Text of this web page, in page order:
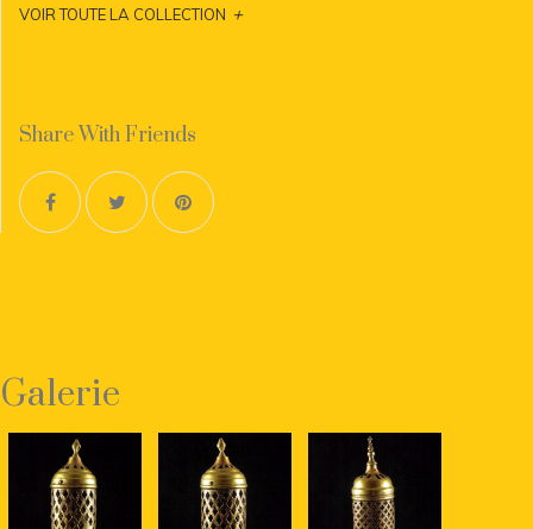
VOIR TOUTE LA COLLECTION +
Share With Friends
Galerie